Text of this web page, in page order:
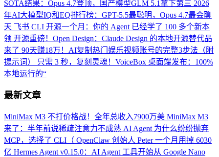
SOTA结果：Opus 4.7登顶，国产模型GLM 5.1拿下第三 2026
年AI大模型IQ和EQ排行榜：GPT-5.5最聪明，Opus 4.7最会聊
天 飞书 CLI 开源一个月：你的 Agent 已经学了 100 多个新本
领 开源重磅！Open Design：Claude Design 的本地开源替代品
来了 90天赚18万！AI复制热门娱乐视频账号的完整3步法（附
提示词）
只需 3 秒，复刻灵魂！VoiceBox 桌面端发布：100%
本地运行的“
最新文章
MiniMax M3 不打价格战！全年总收入7900万美 MiniMax M3
来了：半年前说稀疏注意力不成熟 AI Agent 为什么纷纷抛弃
MCP，选择了 CLI（ OpenClaw 创始人 Peter 一个月用掉 6030
亿 Hermes Agent v0.15.0：AI Agent 工具开始从 Google Nano